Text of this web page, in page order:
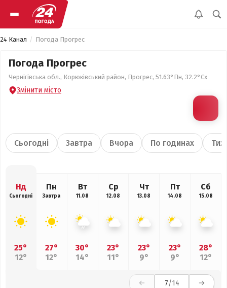
24 Канал Погода Прогрес
Погода Прогрес
Чернігівська обл., Корюківський район, Прогрес, 51.63°Пн, 32.2°Сх
Змінити місто
Сьогодні Завтра Вчора По годинах
Нд
Сьогодні
25°
12°
Пн
Завтра
27°
12°
Вт
11.08
30°
14°
Ср
12.08
23°
11°
Чт
13.08
23°
9°
Пт
14.08
23°
9°
Сб
15.08
28°
12°
7/14